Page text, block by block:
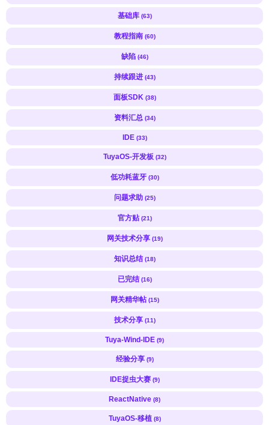
基础库 (63)
教程指南 (60)
缺陷 (46)
持续跟进 (43)
面板SDK (38)
资料汇总 (34)
IDE (33)
TuyaOS-开发板 (32)
低功耗蓝牙 (30)
问题求助 (25)
官方贴 (21)
网关技术分享 (19)
知识总结 (18)
已完结 (16)
网关精华帖 (15)
技术分享 (11)
Tuya-Wind-IDE (9)
经验分享 (9)
IDE捉虫大赛 (9)
ReactNative (8)
TuyaOS-移植 (8)